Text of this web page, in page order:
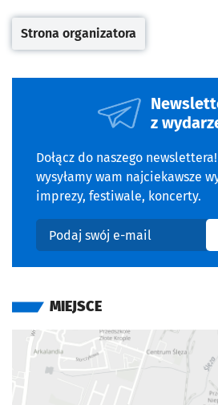
Otwiera się w nowej
Strona organizatora
z
Dołącz do naszego
wysyłamy wam najciekawsze
imprezy, festiwale, koncerty.
Podaj swój e-mail
MIEJSCE